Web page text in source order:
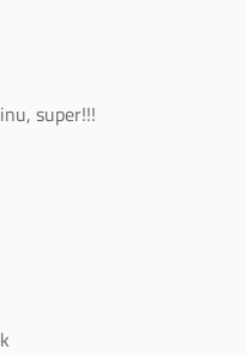
super!!!